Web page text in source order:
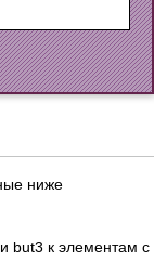
ниже
but3 к элементам c